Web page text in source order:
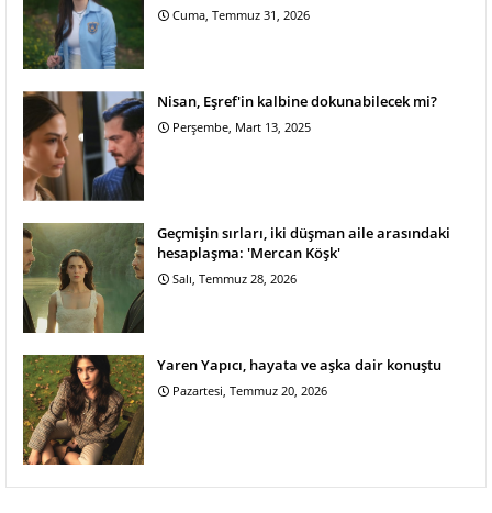
Cuma, Temmuz 31, 2026
Nisan, Eşref'in kalbine dokunabilecek mi?
Perşembe, Mart 13, 2025
Geçmişin sırları, iki düşman aile arasındaki
hesaplaşma: 'Mercan Köşk'
Salı, Temmuz 28, 2026
Yaren Yapıcı, hayata ve aşka dair konuştu
Pazartesi, Temmuz 20, 2026